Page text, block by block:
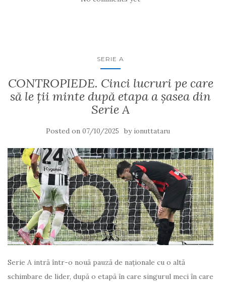
SERIE A
CONTROPIEDE. Cinci lucruri pe care
să le ții minte după etapa a șasea din
Serie A
Posted on 07/10/2025 by ionuttataru
Serie A intră într-o nouă pauză de naționale cu o altă
schimbare de lider, după o etapă în care singurul meci în care